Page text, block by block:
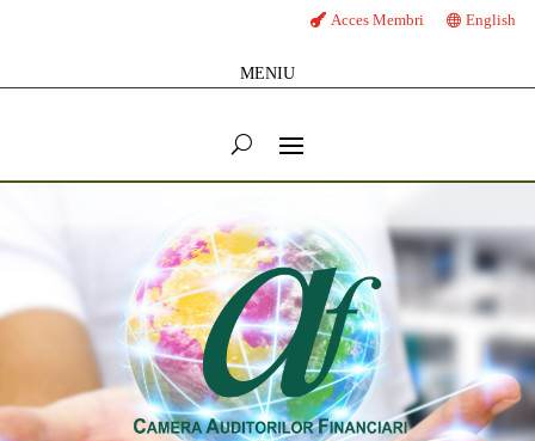
Acces Membri English
MENIU